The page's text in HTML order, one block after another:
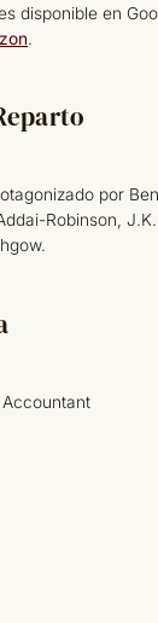
disponible en
.
por
Robinson,